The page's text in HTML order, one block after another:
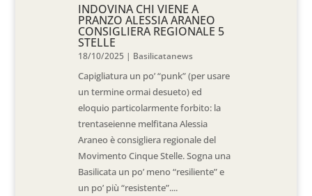
INDOVINA CHI VIENE A
PRANZO ALESSIA ARANEO
CONSIGLIERA REGIONALE 5
STELLE
18/10/2025 | Basilicatanews
Capigliatura un po’ “punk” (per usare
un termine ormai desueto) ed
eloquio particolarmente forbito: la
trentaseienne melfitana Alessia
Araneo è consigliera regionale del
Movimento Cinque Stelle. Sogna una
Basilicata un po’ meno “resiliente” e
un po’ più “resistente”....